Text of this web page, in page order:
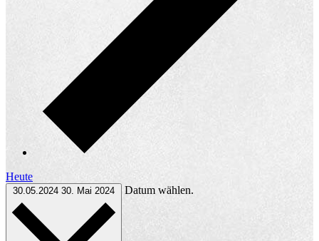
Heute
30.05.2024 30. Mai 2024 Datum wählen.